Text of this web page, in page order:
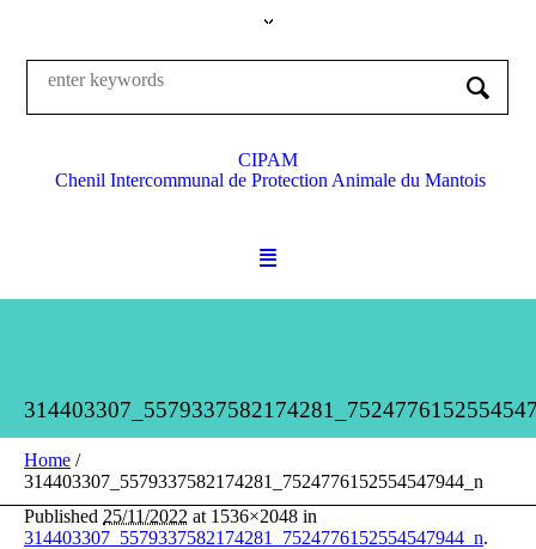
CIPAM
Chenil Intercommunal de Protection Animale du Mantois
Home /
314403307_5579337582174281_7524776152554547944_n
Published 25/11/2022 at 1536×2048 in
314403307_5579337582174281_7524776152554547944_n.